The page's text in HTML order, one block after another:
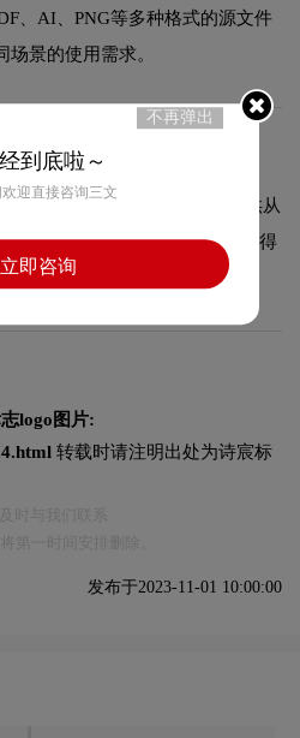
、AI、PNG等多种格式的源文件
景的使用需求。
册商标吗？
商标代理资质，能够为客户提供从
站式服务，确保您的品牌标识获得
logo图片:
转载时请注明出处为诗宸标
发布于2023-11-01 10:00:00
不再弹出
到底啦～
迎直接咨询三文
立即咨询